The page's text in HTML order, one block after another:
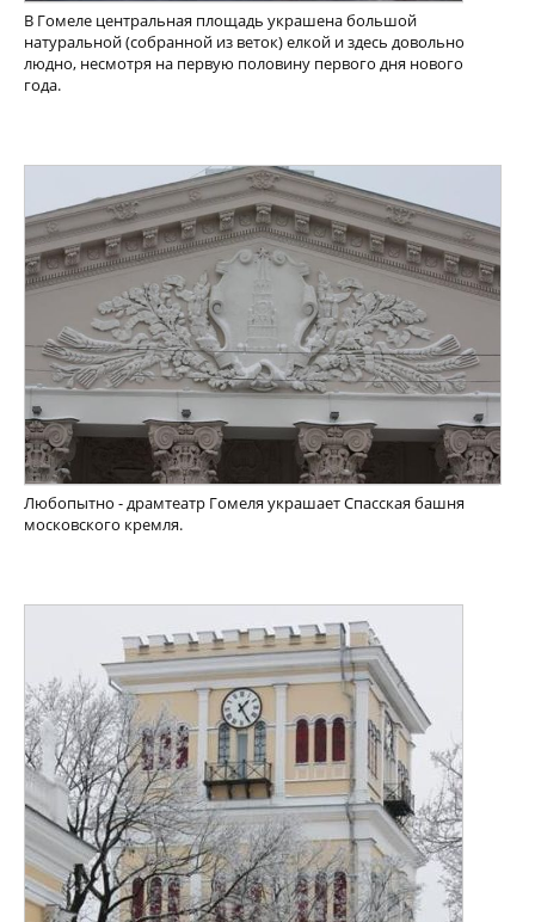
В Гомеле центральная площадь украшена большой
натуральной (собранной из веток) елкой и здесь довольно
людно, несмотря на первую половину первого дня нового
года.
Любопытно - драмтеатр Гомеля украшает Спасская башня
московского кремля.